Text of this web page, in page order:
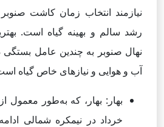
نیازمند انتخاب زمان کاشت
رشد سالم و بهینه گیاه است.
نهال صنوبر به چندین عامل
آب و هوایی و نیازهای خاص گیاه
بهار: بهار، که به‌طور معمول
خرداد در نیمکره شمالی